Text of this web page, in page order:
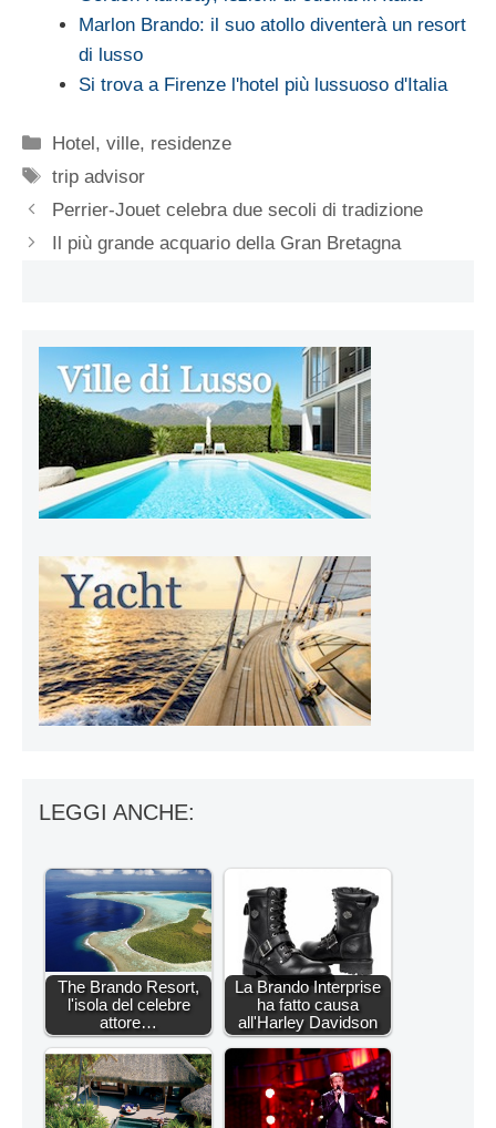
Marlon Brando: il suo atollo diventerà un resort
di lusso
Si trova a Firenze l'hotel più lussuoso d'Italia
Categorie
Hotel, ville, residenze
Tag
trip advisor
Perrier-Jouet celebra due secoli di tradizione
Il più grande acquario della Gran Bretagna
LEGGI ANCHE:
The Brando Resort,
l'isola del celebre
attore…
La Brando Interprise
ha fatto causa
all'Harley Davidson